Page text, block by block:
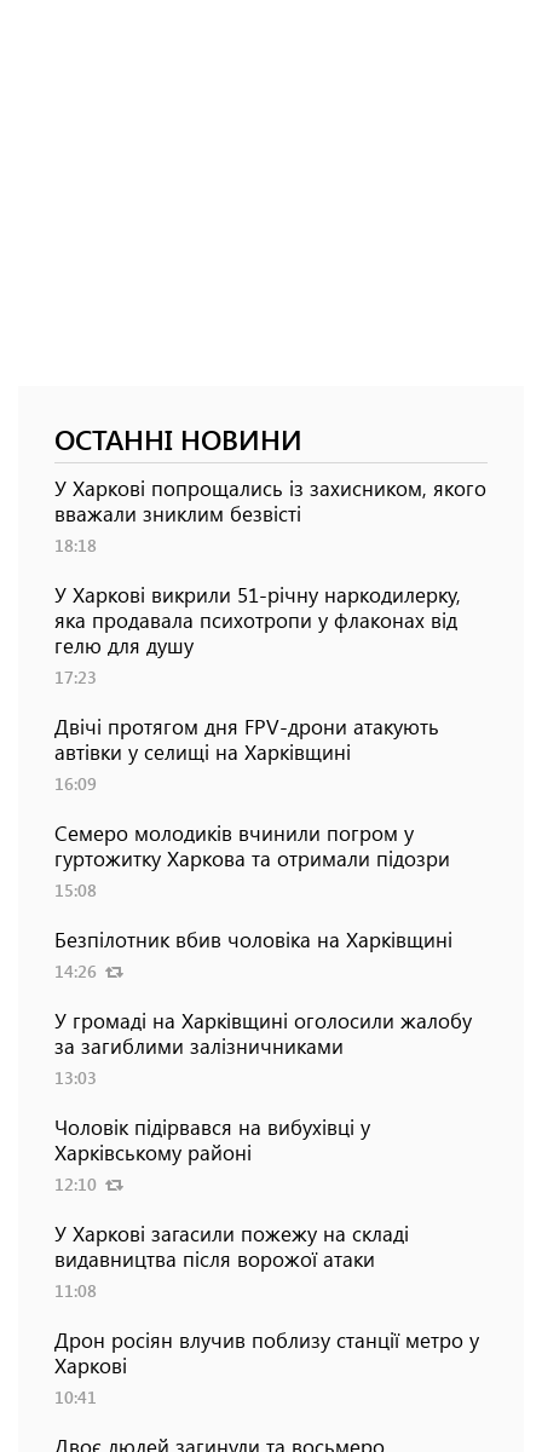
ОСТАННІ НОВИНИ
У Харкові попрощались із захисником, якого
вважали зниклим безвісті
18:18
У Харкові викрили 51-річну наркодилерку,
яка продавала психотропи у флаконах від
гелю для душу
17:23
Двічі протягом дня FPV-дрони атакують
автівки у селищі на Харківщині
16:09
Семеро молодиків вчинили погром у
гуртожитку Харкова та отримали підозри
15:08
Безпілотник вбив чоловіка на Харківщині
14:26
У громаді на Харківщині оголосили жалобу
за загиблими залізничниками
13:03
Чоловік підірвався на вибухівці у
Харківському районі
12:10
У Харкові загасили пожежу на складі
видавництва після ворожої атаки
11:08
Дрон росіян влучив поблизу станції метро у
Харкові
10:41
Двоє людей загинули та восьмеро